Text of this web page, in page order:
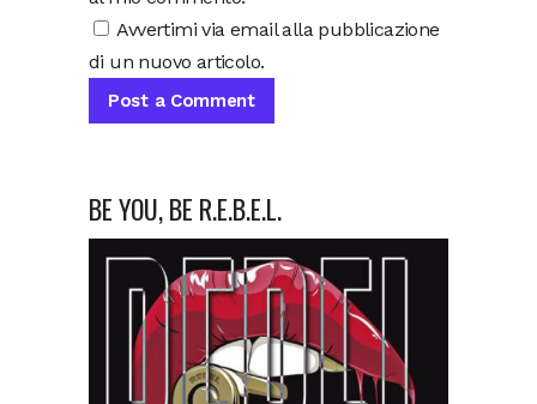
Avvertimi via email alla pubblicazione
di un nuovo articolo.
BE YOU, BE R.E.B.E.L.